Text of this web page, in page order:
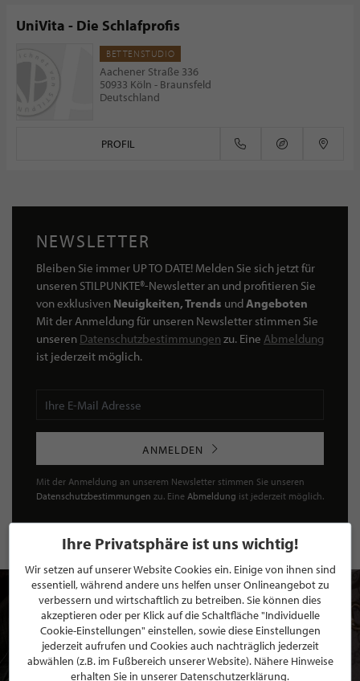
UniVita - Die Schlafprofis
BETTENSTUDIO
Aachener Straße 336
50933 Köln - Braunsfeld
Deutschland
PROFIL
NEWSLETTER
Bleiben Sie immer UP TO DATE! Melden Sie sich jetzt für
unseren STILPUNKTE®-Newsletter an und profitieren Sie
von exklusiven Neuigkeiten, Trends undAngeboten
Mit der Anmeldung für unseren Newsletter stimmen Sie
unseren Datenschutzbestimmungen zu. Eine Abmeldung
ist jederzeit möglich.
ANMELDEN
Mit der Anmeldung an unserem Newsletter stimmen Sie unseren
Datenschutzbestimmungen zu. Eine Abmeldung ist jederzeit möglich.
Ihre Privatsphäre ist uns wichtig!
Wir setzen auf unserer Website Cookies ein. Einige von ihnen sind
essentiell, während andere uns helfen unser Onlineangebot zu
verbessern und wirtschaftlich zu betreiben. Sie können dies
akzeptieren oder per Klick auf die Schaltfläche "Individuelle
Cookie-Einstellungen" einstellen, sowie diese Einstellungen
jederzeit aufrufen und Cookies auch nachträglich jederzeit
abwählen (z.B. im Fußbereich unserer Website). Nähere Hinweise
erhalten Sie in unserer Datenschutzerklärung.